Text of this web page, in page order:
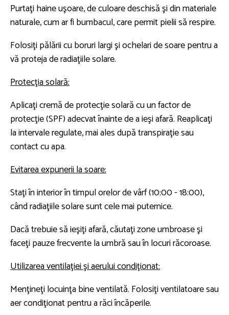
Purtaţi haine uşoare, de culoare deschisă şi din materiale
naturale, cum ar fi bumbacul, care permit pielii să respire.
Folosiţi pălării cu boruri largi şi ochelari de soare pentru a
vă proteja de radiaţiile solare.
Protecţia solară:
Aplicaţi cremă de protecţie solară cu un factor de
protecţie (SPF) adecvat înainte de a ieşi afară. Reaplicaţi
la intervale regulate, mai ales după transpiraţie sau
contact cu apa.
Evitarea expunerii la soare:
Staţi în interior în timpul orelor de vârf (10:00 - 18:00),
când radiaţiile solare sunt cele mai puternice.
Dacă trebuie să ieşiţi afară, căutaţi zone umbroase şi
faceţi pauze frecvente la umbră sau în locuri răcoroase.
Utilizarea ventilaţiei şi aerului condiţionat:
Menţineţi locuinţa bine ventilată. Folosiţi ventilatoare sau
aer condiţionat pentru a răci încăperile.